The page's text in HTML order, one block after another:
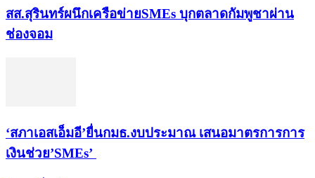
สส.สุรินทร์ผนึกเครือข่ายSMEs บุกตลาดกัมพูชาผ่าน
ช่องจอม
‘สภาเอสเอ็มอี’ยื่นกมธ.งบประมาณ เสนอมาตรการการ
เงินช่วย’SMEs’